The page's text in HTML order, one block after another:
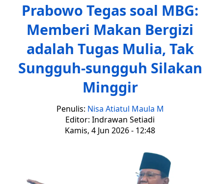
Prabowo Tegas soal MBG:
Memberi Makan Bergizi
adalah Tugas Mulia, Tak
Sungguh-sungguh Silakan
Minggir
Penulis: Nisa Atiatul Maula M
Editor: Indrawan Setiadi
Kamis, 4 Jun 2026 - 12:48